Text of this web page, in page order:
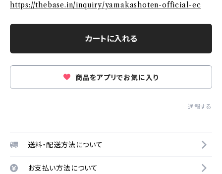
https://thebase.in/inquiry/yamakashoten-official-ec
カートに入れる
商品をアプリでお気に入り
通報する
送料・配送方法について
お支払い方法について